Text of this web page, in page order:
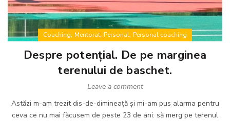
Coaching, Mentorat, Personal, Personal coaching
Despre potențial. De pe marginea
terenului de baschet.
Leave a comment
Astăzi m-am trezit dis-de-dimineață și mi-am pus alarma pentru
ceva ce nu mai făcusem de peste 23 de ani: să merg pe terenul